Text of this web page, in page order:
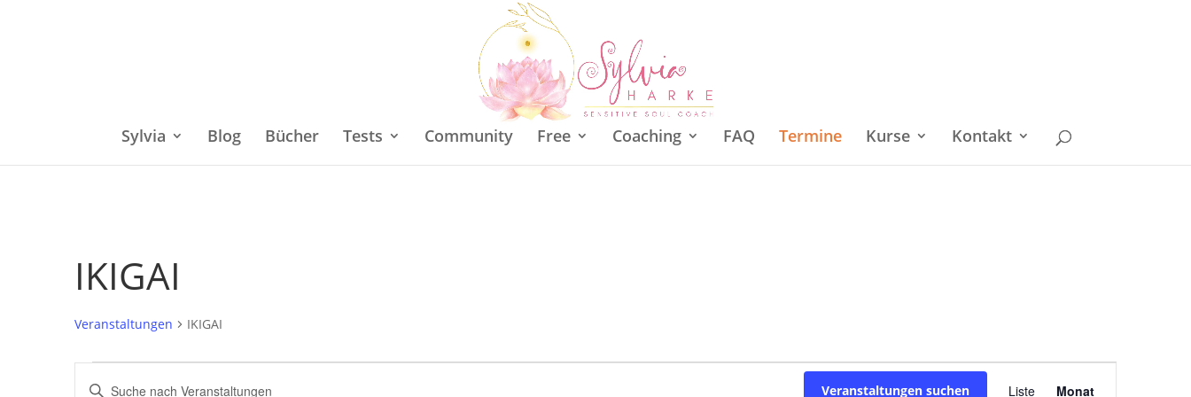
Sylvia Blog Bücher Tests Community Free Coaching FAQ Termine Kurse Kontakt
IKIGAI
Veranstaltungen IKIGAI
Veranstaltungen
Bitte
Veranstaltungen suchen Liste Monat